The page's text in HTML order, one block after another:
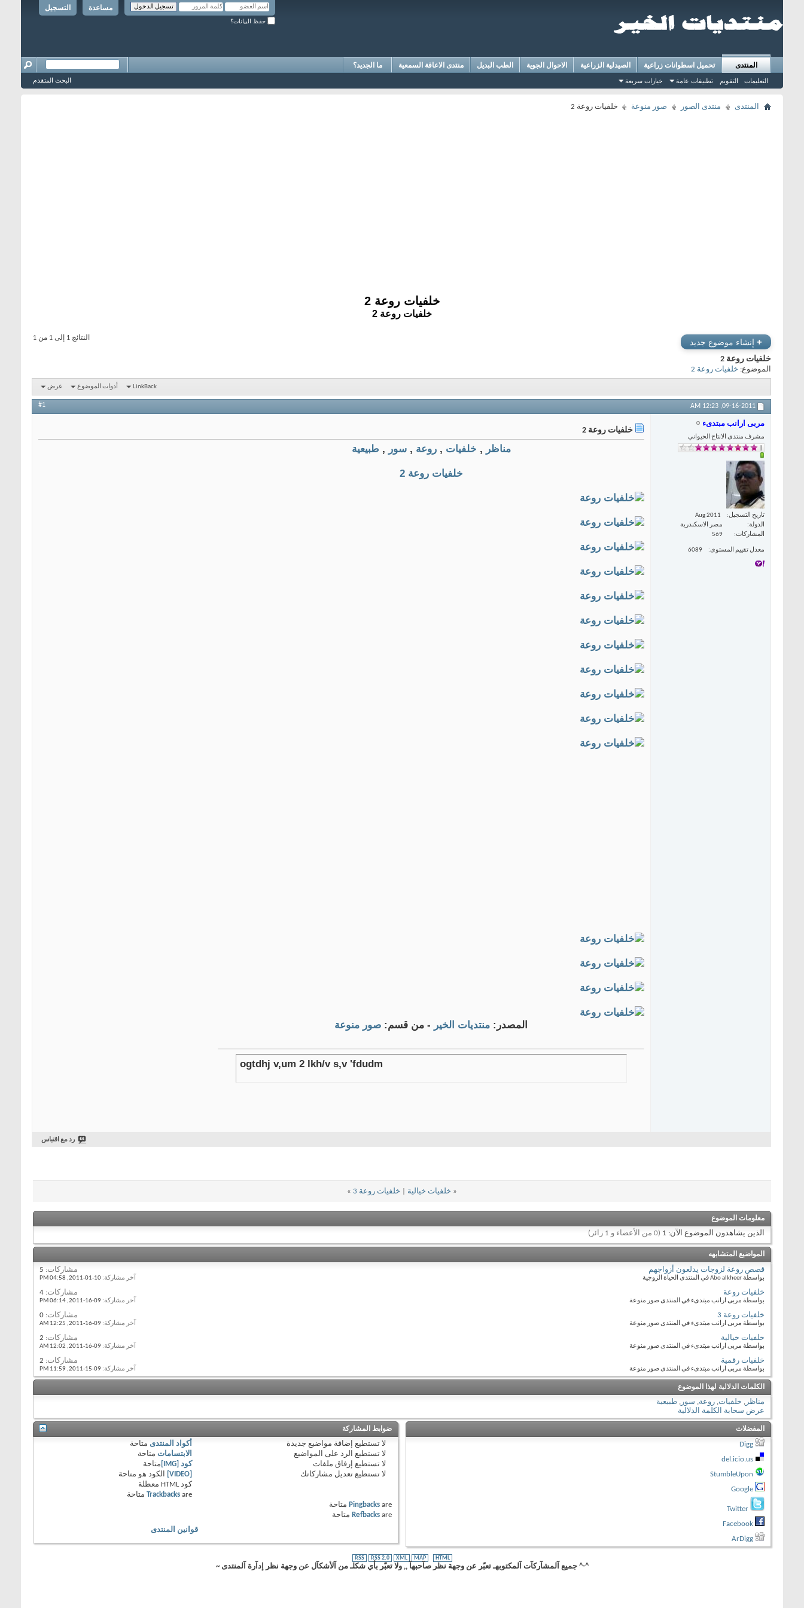
التسجيل مساعدة
حفظ البيانات؟
المنتدى
التعليمات التقويم تطبيقات عامة خيارات سريعة
تحميل اسطوانات زراعية الصيدلية الزراعية الاحوال الجوية الطب البديل منتدى الاعاقة السمعية ما الجديد؟
البحث المتقدم
المنتدى منتدى الصور صور منوعة خلفيات روعة 2
خلفيات روعة 2
خلفيات روعة 2
+ إنشاء موضوع جديد النتائج 1 إلى 1 من 1
خلفيات روعة 2
الموضوع: خلفيات روعة 2
LinkBack أدوات الموضوع عرض
09-16-2011,
12:23 AM
#1
مربى ارانب مبتدىء
مشرف منتدى الانتاج الحيواني
تاريخ التسجيل
Aug 2011
الدولة
مصر الاسكندرية
المشاركات
569
معدل تقييم المستوى 6089
خلفيات روعة 2
مناظر , خلفيات ,روعة ,سور , طبيعية
خلفيات روعة 2
المصدر: منتديات الخير - من قسم: صور منوعة
ogtdhj v,um 2 lkh/v s,v 'fdudm
رد مع اقتباس
« خلفيات خيالية خلفيات روعة 3 »
معلومات الموضوع
الذين يشاهدون الموضوع الآن: 1 (0 من الأعضاء و 1 زائر)
المواضيع المتشابهه
قصص روعة لزوجات يدلعون أزواجهم
بواسطة Abo alkheer في المنتدى الحياة الزوجية
مشاركات:
آخر مشاركة: 04:58 PM
خلفيات روعة
بواسطة مربى ارانب مبتدىء في المنتدى صور منوعة
مشاركات:
آخر مشاركة: 06:14 PM
خلفيات روعة 3
بواسطة مربى ارانب مبتدىء في المنتدى صور منوعة
مشاركات:
آخر مشاركة: 12:25 AM
خلفيات خيالية
بواسطة مربى ارانب مبتدىء في المنتدى صور منوعة
مشاركات:
آخر مشاركة: 12:02 AM
خلفيات رقمية
بواسطة مربى ارانب مبتدىء في المنتدى صور منوعة
مشاركات:
آخر مشاركة: 11:59 PM
الكلمات الدلالية لهذا الموضوع
مناظر , خلفيات, روعة, سور , طبيعية
عرض سحابة الكلمة الدلالية
المفضلات
Digg
del.icio.us
StumbleUpon
Google
Twitter
Facebook
ArDigg
ضوابط المشاركة
لا تستطيعإضافة مواضيع جديدة
لا تستطيعالرد على المواضيع
لا تستطيعإرفاق ملفات
لا تستطيعتعديل مشاركاتك
أكواد المنتدى متاحة
الابتسامات متاحة
كود [IMG]
متاحة
الكود هو متاحة
كود HTML
معطلة
Trackbacks are
متاحة
Pingbacks are
متاحة
Refbacks are
متاحة
قوانين المنتدى
RSS RSS 2.0 XML MAP HTML
^-^ جميع آلمشآركآت آلمكتوبهـ تعبّر عن وجهة نظر صآحبهآ ,, ولا تعبّر بأي شكلـ من آلأشكآل عن وجهة نظر إدآرة آلمنتدى ~